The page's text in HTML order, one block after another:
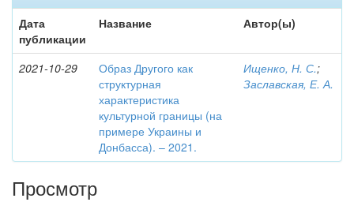
Дата
публикации
Название Автор(ы)
2021-10-29
Образ Другого как
структурная
характеристика
культурной границы (на
примере Украины и
Донбасса). – 2021.
Ищенко, Н. С.;
Заславская, Е. А.
Просмотр